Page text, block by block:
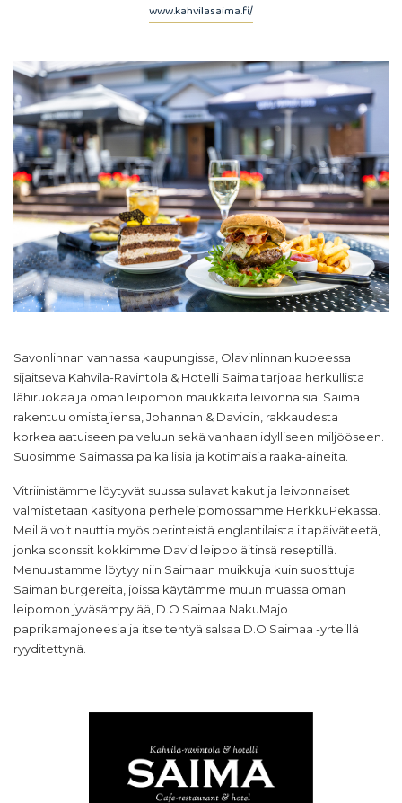
www.kahvilasaima.fi/
Savonlinnan vanhassa kaupungissa, Olavinlinnan kupeessa
sijaitseva Kahvila-Ravintola & Hotelli Saima tarjoaa herkullista
lähiruokaa ja oman leipomon maukkaita leivonnaisia. Saima
rakentuu omistajiensa, Johannan & Davidin, rakkaudesta
korkealaatuiseen palveluun sekä vanhaan idylliseen miljööseen.
Suosimme Saimassa paikallisia ja kotimaisia raaka-aineita.
Vitriinistämme löytyvät suussa sulavat kakut ja leivonnaiset
valmistetaan käsityönä perheleipomossamme HerkkuPekassa.
Meillä voit nauttia myös perinteistä englantilaista iltapäiväteetä,
jonka sconssit kokkimme David leipoo äitinsä reseptillä.
Menuustamme löytyy niin Saimaan muikkuja kuin suosittuja
Saiman burgereita, joissa käytämme muun muassa oman
leipomon jyväsämpylää, D.O Saimaa NakuMajo
paprikamajoneesia ja itse tehtyä salsaa D.O Saimaa -yrteillä
ryyditettynä.